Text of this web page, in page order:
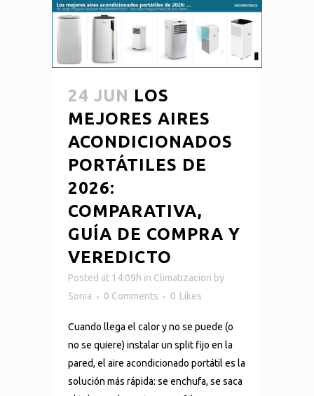
24 JUN LOS
MEJORES AIRES
ACONDICIONADOS
PORTÁTILES DE
2026:
COMPARATIVA,
GUÍA DE COMPRA Y
VEREDICTO
Posted at 14:09h in Climatizacion by
Sonia
0 Comments 0 Likes
Cuando llega el calor y no se puede (o
no se quiere) instalar un split fijo en la
pared, el aire acondicionado portátil es la
solución más rápida: se enchufa, se saca